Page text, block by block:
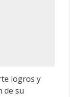
logros y
de su